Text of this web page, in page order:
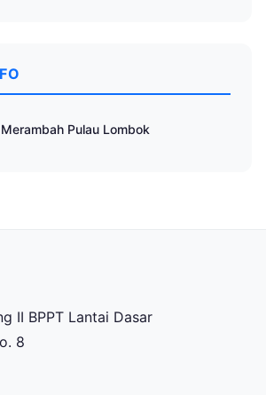
Pulau Lombok
II BPPT Lantai Dasar
8